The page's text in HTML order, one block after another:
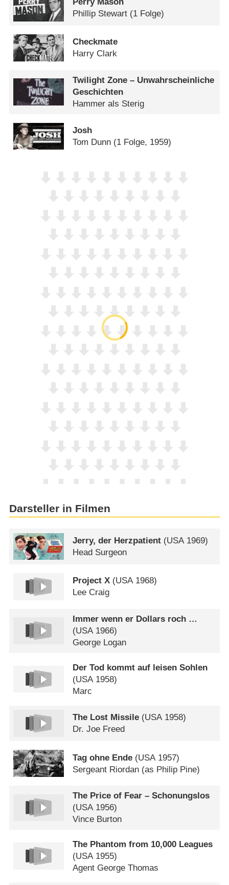
Phillip Stewart (1 Folge)
Checkmate
Harry Clark
Twilight Zone – Unwahrscheinliche
Geschichten
Hammer als Sterig
Josh
Tom Dunn (1 Folge, 1959)
Darsteller in Filmen
Jerry, der Herzpatient (USA1969)
Head Surgeon
Project X (USA1968)
Lee Craig
Immer wenn er Dollars roch …
(USA1966)
George Logan
Der Tod kommt auf leisen Sohlen
(USA 1958)
Marc
The Lost Missile (USA1958)
Dr. Joe Freed
Tag ohne Ende (USA 1957)
Sergeant Riordan (as Philip Pine)
The Price of Fear – Schonungslos
(USA1956)
Vince Burton
The Phantom from 10,000 Leagues
(USA1955)
Agent George Thomas